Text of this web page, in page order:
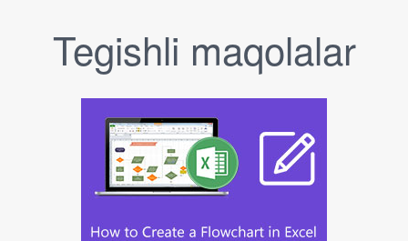
Tegishli maqolalar